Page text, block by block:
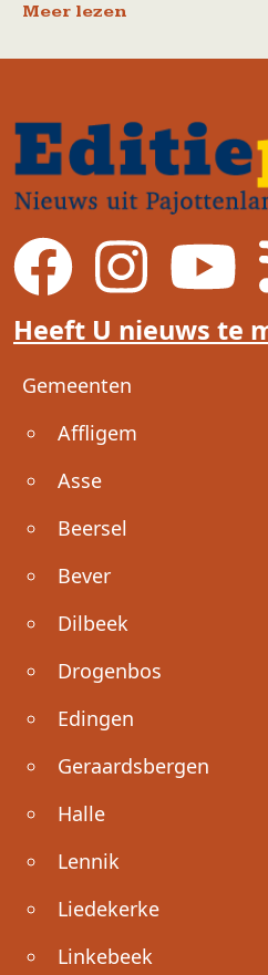
Meer lezen
Heeft U nieuws te
Voet
Gemeenten
Affligem
Asse
Beersel
Bever
Dilbeek
Drogenbos
Edingen
Geraardsbergen
Halle
Lennik
Liedekerke
Linkebeek